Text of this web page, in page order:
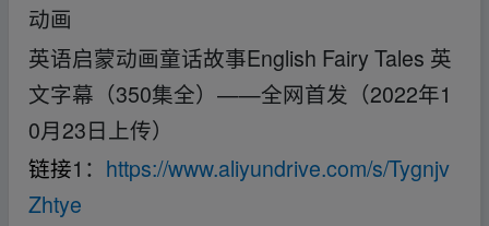
动画
英语启蒙动画童话故事English Fairy Tales 英
文字幕（350集全）——全网首发（2022年1
0月23日上传）
链接1： https://www.aliyundrive.com/s/Tygnjv
Zhtye